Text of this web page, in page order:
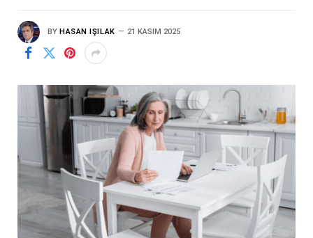
BY HASAN IŞILAK 21 KASIM 2025